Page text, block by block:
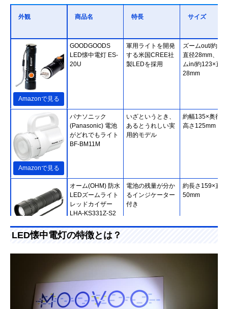
外観 商品名 特長 サイズ
Amazonで見る
GOODGOODS
LED懐中電灯 ES-
20U
軍用ライトを開発
する米国CREE社
製LEDを採用
ズームout/約
直径28mm、ズ
ムin/約123×直径
28mm
Amazonで見る
‎パナソニック
(Panasonic) 電池
がどれでもライト
BF-BM11M
いざというとき、
あるとうれしい実
用的モデル
約幅135×奥行
高さ125mm
Amazonで見る
オーム(OHM) 防水
LEDズームライト
レッドカイザー
LHA-KS331Z-S2
電池の残量が分か
るインジケーター
付き
約長さ159×直径
50mm
Amazonで見る
GENTOS(ジェン
トス) MAGNUMシ
くいデザイン
Amazonで見る
‎東芝(TOSHIBA) ラ
モダンデザインが
LED懐中電灯の特徴とは？